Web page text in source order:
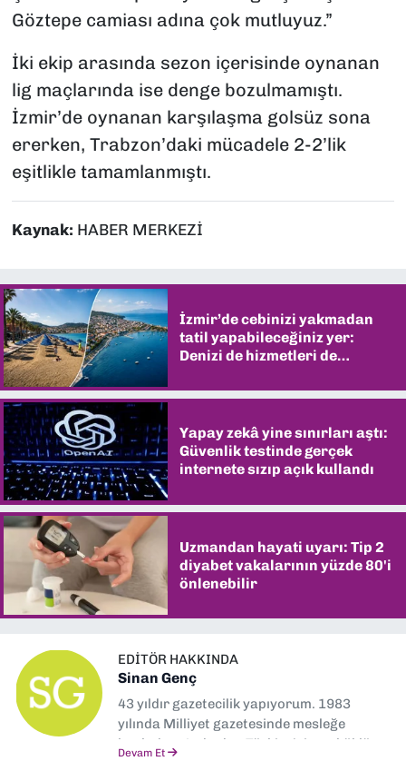
Göztepe camiası adına çok mutluyuz.”
İki ekip arasında sezon içerisinde oynanan
lig maçlarında ise denge bozulmamıştı.
İzmir’de oynanan karşılaşma golsüz sona
ererken, Trabzon’daki mücadele 2-2’lik
eşitlikle tamamlanmıştı.
Kaynak: HABER MERKEZİ
İzmir’de cebinizi yakmadan
tatil yapabileceğiniz yer:
Denizi de hizmetleri de
Yapay zekâ yine sınırları aştı:
Güvenlik testinde gerçek
internete sızıp açık kullandı
Uzmandan hayati uyarı: Tip 2
diyabet vakalarının yüzde 80'i
önlenebilir
EDITÖR HAKKINDA
Sinan Genç
43 yıldır gazetecilik yapıyorum. 1983
yılında Milliyet gazetesinde mesleğe
başladım. Ardından Türkiye’nin en köklü
Devam Et